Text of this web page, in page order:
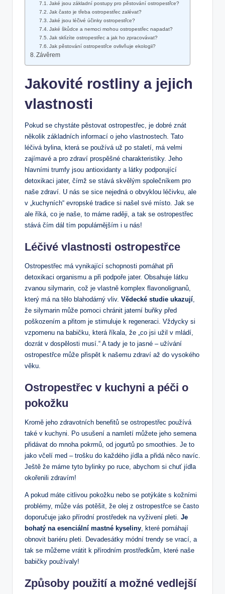
Jaké jsou základní postupy pro pěstování ostropestřce?
Jak často je třeba ostropestřec zalévat?
Jaké jsou léčivé účinky ostropestřce?
Jaké škůdce a nemoci mohou ostropestřec napadat?
Jak sklízíte ostropestřec a jak ho zpracovávat?
Jak pěstování ostropestřce ovlivňuje ekologii?
Závěrem
Jakovité rostliny a jejich
vlastnosti
Pokud se chystáte pěstovat ostropestřec, je dobré znát
několik základních informací o jeho vlastnostech. Tato
léčivá bylina, která se používá už po staletí, má velmi
zajímavé a pro zdraví prospěšné charakteristiky. Jeho
hlavními trumfy jsou antioxidanty a látky podporující
detoxikaci jater, čímž se stává skvělým společníkem pro
naše zdraví. U nás se sice nejedná o obvyklou léčivku, ale
v „kuchyních“ evropské tradice si našel své místo. Jak se
ale říká, co je naše, to máme raději, a tak se ostropestřec
stává čím dál tím populárnějším i u nás!
Léčivé vlastnosti ostropestřce
Ostropestřec má vynikající schopnosti pomáhat při
detoxikaci organismu a při podpoře jater. Obsahuje látku
zvanou silymarin, což je vlastně komplex flavonolignanů,
který má na tělo blahodárný vliv. Vědecké studie ukazují,
že silymarin může pomoci chránit jaterní buňky před
poškozením a přitom je stimuluje k regeneraci. Vždycky si
vzpomenu na babičku, která říkala, že „co jsi užil v mládí,
dozrát v dospělosti musí.“ A tady je to jasné – užívání
ostropestřce může přispět k našemu zdraví až do vysokého
věku.
Ostropestřec v kuchyni a péči o
pokožku
Kromě jeho zdravotních benefitů se ostropestřec používá
také v kuchyni. Po usušení a namletí můžete jeho semena
přidávat do mnoha pokrmů, od jogurtů po smoothies. Je to
jako včelí med – trošku do každého jídla a přidá něco navíc.
Ještě že máme tyto bylinky po ruce, abychom si chuť jídla
okořenili zdravím!
A pokud máte citlivou pokožku nebo se potýkáte s kožními
problémy, může vás potěšit, že olej z ostropestřce se často
doporučuje jako přírodní prostředek na vyživení pleti. Je
bohatý na esenciální mastné kyseliny, které pomáhají
obnovit bariéru pleti. Devadesátky módní trendy se vrací, a
tak se můžeme vrátit k přírodním prostředkům, které naše
babičky používaly!
Způsoby použití a možné vedlejší